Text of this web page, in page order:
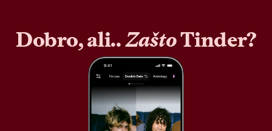
Dobro, ali..ZaštoTinder?